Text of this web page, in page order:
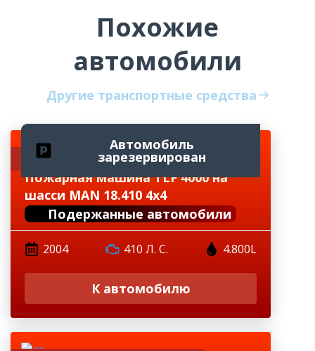
Похожие
автомобили
Другие транспортные средства
Автомобиль
зарезервирован
Пожарная машина TLF 4000 на
шасси MAN 18.410 4x4
Подержанные автомобили
2004 410 Л. С. 4.800L
К автомобилю
Доступно немедленно